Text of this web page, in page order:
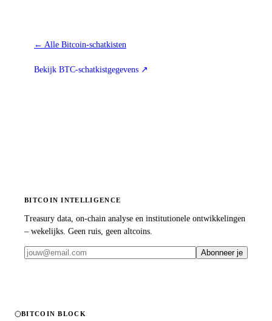
← Alle Bitcoin-schatkisten
Bekijk BTC-schatkistgegevens ↗
BITCOIN INTELLIGENCE
Treasury data, on-chain analyse en institutionele ontwikkelingen
– wekelijks. Geen ruis, geen altcoins.
Abonneer je
BITCOIN BLOCK